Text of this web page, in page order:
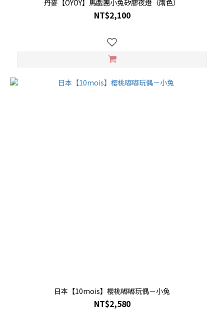
丹麥【OYOY】馬戲團小兔矽膠夜燈（兩色）
NT$2,100
日本【10mois】櫻桃嘟嘟玩偶－小兔
NT$2,580